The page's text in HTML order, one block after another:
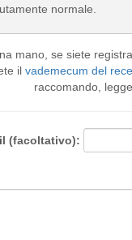
normale.
mano, se siete
il vademecum del
raccomando,
(facoltativo):